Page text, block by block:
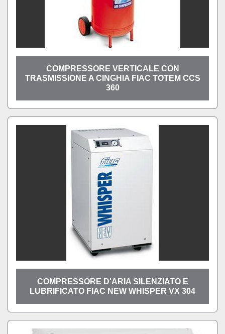
COMPRESSORE VERTICALE CON
TRASMISSIONE A CINGHIA FIAC TOTEM CCS
360
COMPRESSORE D'ARIA SILENZIATO E
LUBRIFICATO FIAC NEW WHISPER VX 304